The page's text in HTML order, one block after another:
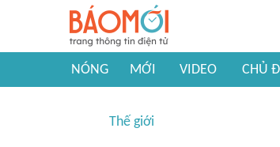
NÓNG MỚI VIDEO CHỦ
Thế giới